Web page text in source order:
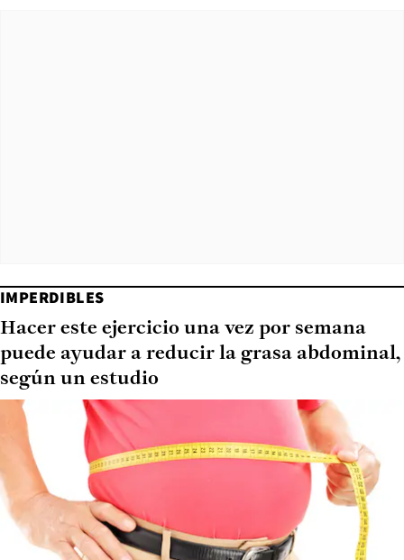
IMPERDIBLES
Hacer este ejercicio una vez por semana
puede ayudar a reducir la grasa abdominal,
según un estudio